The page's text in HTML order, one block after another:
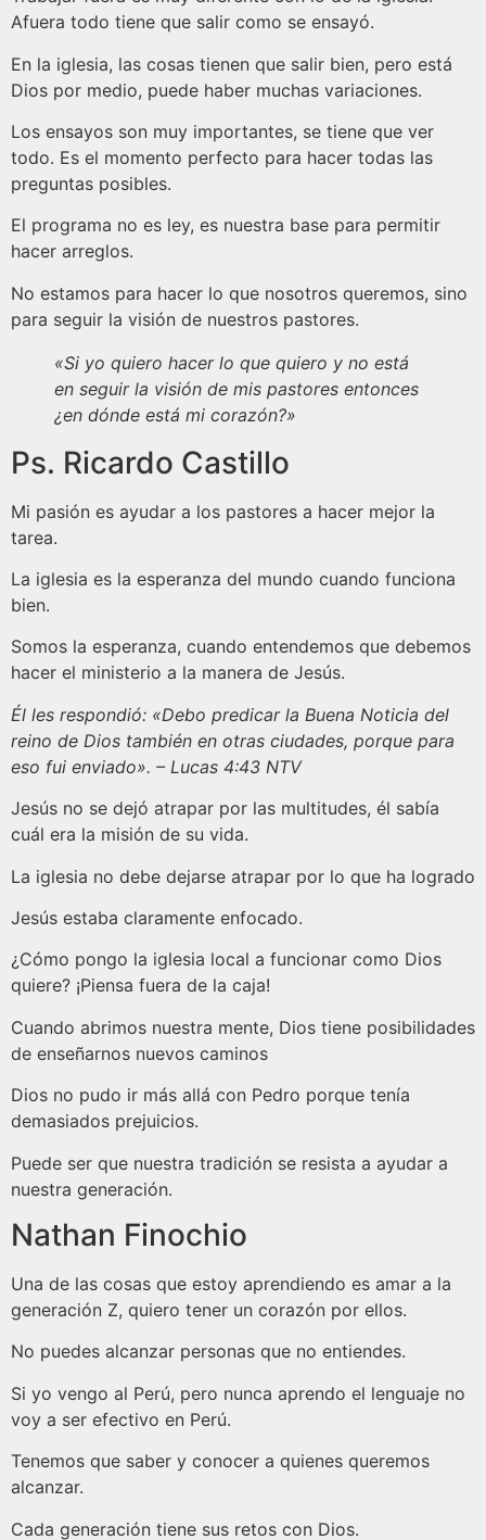
Afuera todo tiene que salir como se ensayó.
En la iglesia, las cosas tienen que salir bien, pero está
Dios por medio, puede haber muchas variaciones.
Los ensayos son muy importantes, se tiene que ver
todo. Es el momento perfecto para hacer todas las
preguntas posibles.
El programa no es ley, es nuestra base para permitir
hacer arreglos.
No estamos para hacer lo que nosotros queremos, sino
para seguir la visión de nuestros pastores.
«Si yo quiero hacer lo que quiero y no está
en seguir la visión de mis pastores entonces
¿en dónde está mi corazón?»
Ps. Ricardo Castillo
Mi pasión es ayudar a los pastores a hacer mejor la
tarea.
La iglesia es la esperanza del mundo cuando funciona
bien.
Somos la esperanza, cuando entendemos que debemos
hacer el ministerio a la manera de Jesús.
Él les respondió: «Debo predicar la Buena Noticia del
reino de Dios también en otras ciudades, porque para
eso fui enviado». – Lucas 4:43 NTV
Jesús no se dejó atrapar por las multitudes, él sabía
cuál era la misión de su vida.
La iglesia no debe dejarse atrapar por lo que ha logrado
Jesús estaba claramente enfocado.
¿Cómo pongo la iglesia local a funcionar como Dios
quiere? ¡Piensa fuera de la caja!
Cuando abrimos nuestra mente, Dios tiene posibilidades
de enseñarnos nuevos caminos
Dios no pudo ir más allá con Pedro porque tenía
demasiados prejuicios.
Puede ser que nuestra tradición se resista a ayudar a
nuestra generación.
Nathan Finochio
Una de las cosas que estoy aprendiendo es amar a la
generación Z, quiero tener un corazón por ellos.
No puedes alcanzar personas que no entiendes.
Si yo vengo al Perú, pero nunca aprendo el lenguaje no
voy a ser efectivo en Perú.
Tenemos que saber y conocer a quienes queremos
alcanzar.
Cada generación tiene sus retos con Dios.